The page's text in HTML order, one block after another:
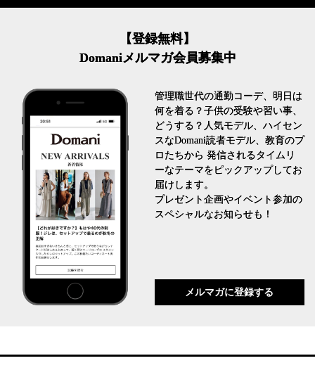
【登録無料】
Domaniメルマガ会員募集中
管理職世代の通勤コーデ、明日は
何を着る？子供の受験や習い事、
どうする？人気モデル、ハイセン
スなDomani読者モデル、教育のプ
ロたちから 発信されるタイムリ
ーなテーマをピックアップしてお
届けします。
プレゼント企画やイベント参加の
スペシャルなお知らせも！
メルマガに登録する